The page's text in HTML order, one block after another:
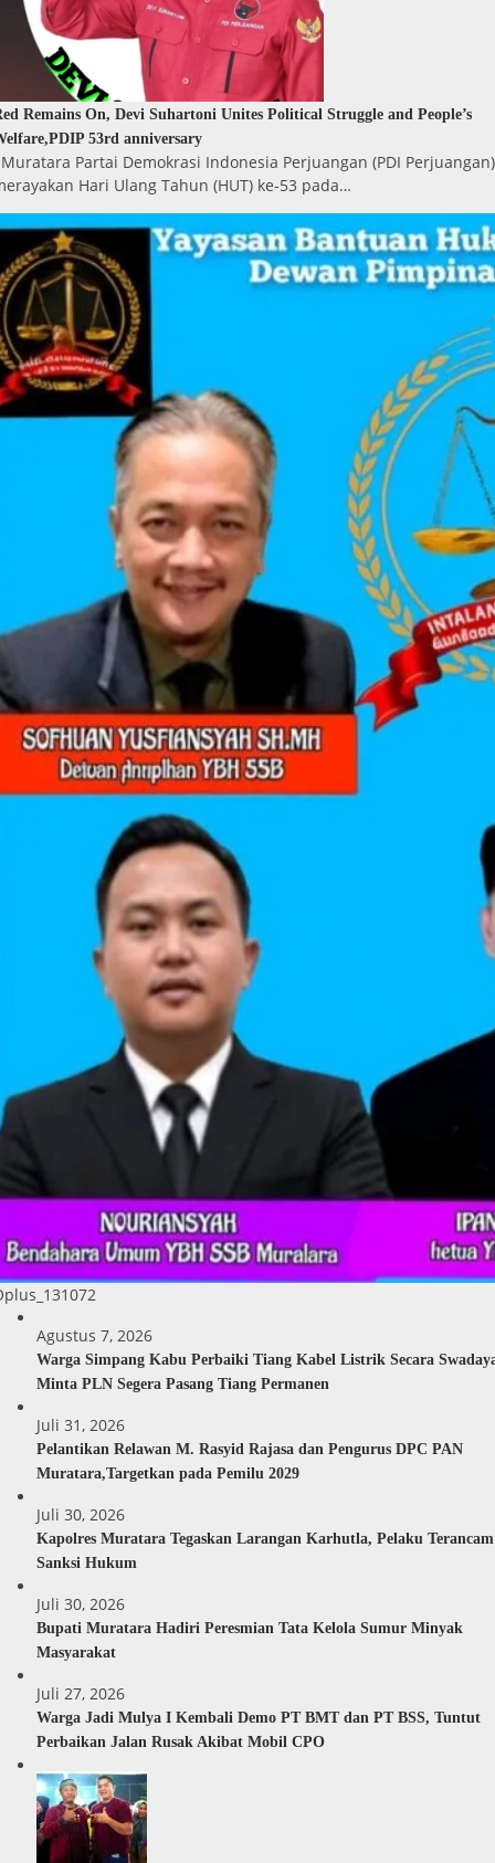
Remains On, Devi Suhartoni Unites Political Struggle and People’s
53rd anniversary
Partai Demokrasi Indonesia Perjuangan (PDI Perjuangan)
Hari Ulang Tahun (HUT) ke-53 pada…
Agustus 7, 2026
Warga Simpang Kabu Perbaiki Tiang Kabel Listrik Secara
Minta PLN Segera Pasang Tiang Permanen
Juli 31, 2026
Pelantikan Relawan M. Rasyid Rajasa dan Pengurus DPC PAN
Muratara,Targetkan pada Pemilu 2029
Juli 30, 2026
Kapolres Muratara Tegaskan Larangan Karhutla, Pelaku Terancam
Sanksi Hukum
Juli 30, 2026
Bupati Muratara Hadiri Peresmian Tata Kelola Sumur Minyak
Masyarakat
Juli 27, 2026
Warga Jadi Mulya I Kembali Demo PT BMT dan PT BSS, Tuntut
Perbaikan Jalan Rusak Akibat Mobil CPO